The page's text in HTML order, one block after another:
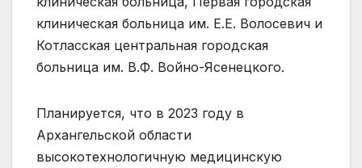
клиническая больница им. Е.Е. Волосевич и
Котласская центральная городская
больница им. В.Ф. Войно-Ясенецкого.
Планируется, что в 2023 году в
Архангельской области
высокотехнологичную медицинскую